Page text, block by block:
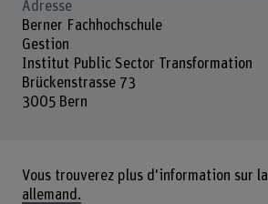
Adresse
Berner Fachhochschule
Gestion
Institut Public Sector Transformation
Brückenstrasse 73
3005 Bern
Vous trouverez plus d'information sur la
allemand.